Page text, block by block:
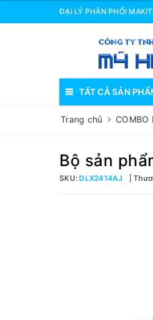
ĐẠI LÝ PHÂN PHỐI
TẤT CẢ SẢN
Trang chủ COMBO
Bộ sản
SKU:DLX2414AJ